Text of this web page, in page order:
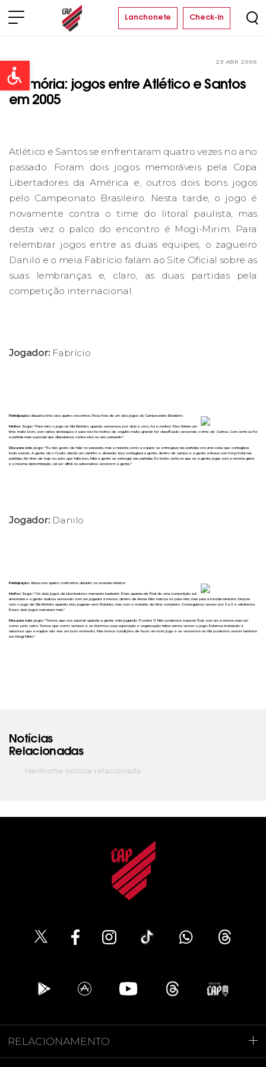
Open toolbar
Lanchonete Check-in
23 ABR 2006
Memória: jogos entre Atlético e Santos
em 2005
Atlético e Santos se enfrentaram quatro vezes no ano
passado. Foram dois jogos memoráveis pela Copa
Libertadores da América e, outros dois bons jogos
pelo Campeonato Brasileiro. Nesta tarde, o jogo é
novamente contra o time do litoral paulista, mas
desta vez o palco do encontro é Mogi-Mirim. Para
relembrar jogos entre as duas equipes, o zagueiro
Danilo e o meia Fabrício falam ao Site Oficial sobre as
suas lembranças e, claro, as duas partidas pela
competição internacional.
Jogador: Fabrício
Participação:disputou três dos quatro encontros. Ficou fora de um dos jogos do Campeonato Brasileiro
Melhor Jogo:“Para mim, o jogo na Vila Belmiro, quando vencemos por dois a zero, foi o melhor. Eles tinham um
time muito bom, com vários destaques e para nós foi motivo de orgulho muito grande ter classificado vencendo o time do Santos. Com certeza foi
a partida mais especial que disputamos contra eles no ano passado.”
Dica para este jogo:“Eu não gosto de falar no passado, mas a maneira como a equipe se entregava nas partidas era uma coisa que contagiava
todo mundo. A gente via o Cocito dando um carrinho e vibrando. Isso contagiava a gente dentro de campo e a gente entrava com força total nas
partidas. No time de hoje eu acho que falta isso, falta a gente se entregar nas partidas. Eu tenho certeza que se a gente jogar com a mesma garra
e a mesma determinação, vai ser difícil os adversários vencerem a gente.”
Jogador: Danilo
Participação:Atuou nos quatro confrontos durante os noventa minutos
Melhor Jogo:“Os dois jogos da Libertadores marcaram bastante. Eram quartas-de-final de uma competição sul-
americana e a gente acabou vencendo com um jogador a menos, dentro da Arena. Não marcou só para mim, mas para a torcida também. Depois
veio o jogo da Vila Belmiro quando eles jogaram sem Robinho, mas com o restante do time completo. Conseguimos vencer por 2 a 0 e eliminá-los.
Esses dois jogos marcaram mais.”
Dica para este jogo:“Temos que nos superar quando a gente está jogando 11 contra 11. Não podemos esperar ficar com um a menos para um
correr pelo outro. Temos que correr sempre e se tivermos essa superação e organização tática vamos vencer o jogo. Estamos treinando e
sabemos que a equipe não vive um bom momento. Mas temos condições de fazer um bom jogo e se vencemos na Vila podemos vencer também
em Mogi Mirim.”
Notícias
Relacionadas
Nenhuma notícia relacionada
RELACIONAMENTO